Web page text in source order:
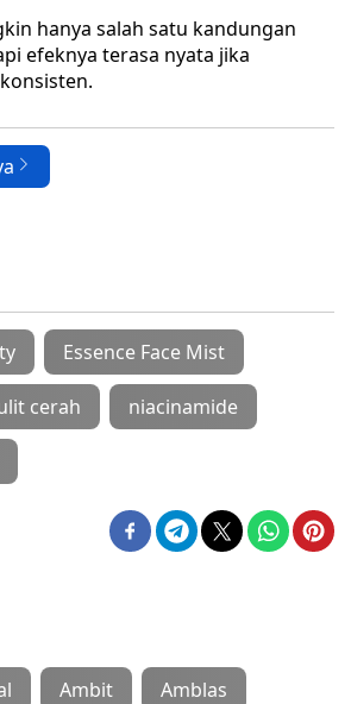
hanya salah satu kandungan
efeknya terasa nyata jika
Essence Face Mist
cerah niacinamide
Ambit Amblas